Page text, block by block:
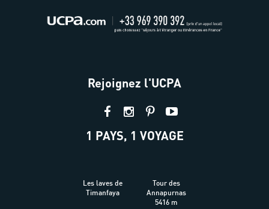
Rejoignez l'UCPA
1 PAYS, 1 VOYAGE
Les laves de
Timanfaya
Tour des
Annapurnas
5416 m